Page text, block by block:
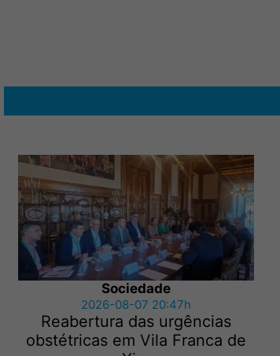
Sociedade
2026-08-07 20:47h
Reabertura das urgências
obstétricas em Vila Franca de